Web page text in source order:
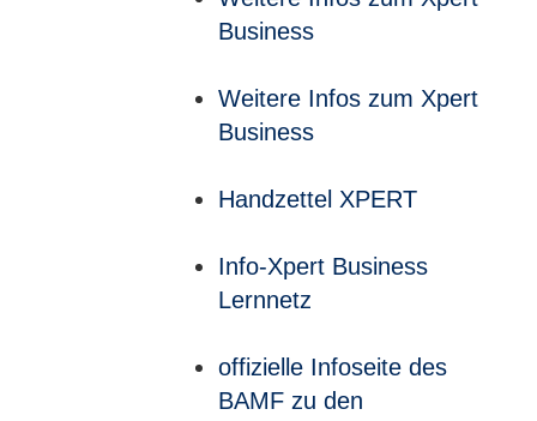
Business
Weitere Infos zum Xpert
Business
Handzettel XPERT
Info-Xpert Business
Lernnetz
offizielle Infoseite des
BAMF zu den